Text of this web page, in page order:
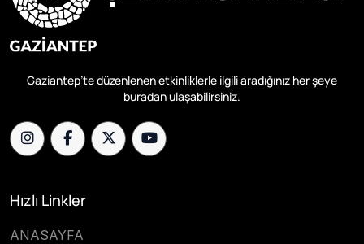
Gaziantep’te düzenlenen etkinliklerle ilgili aradığınız her şeye
buradan ulaşabilirsiniz.
Hızlı Linkler
ANASAYFA